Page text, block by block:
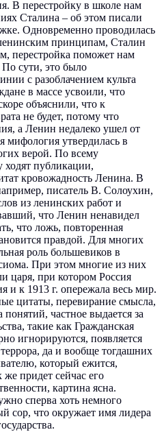
В перестройку в школе нам
Сталина – об этом писали
Одновременно проводилась
принципам, Сталин
перестройка поможет нам
По сути, это было
с разоблачением культа
в массе усвоили, что
объяснили, что к
не будет, потому что
а Ленин недалеко ушел от
мифология утвердилась в
верой. По всему
ходят публикации,
кровожадность Ленина. В
писатель В. Солоухин,
из ленинских работ и
что Ленин ненавидел
что ложь, повторенная
правдой. Для многих
роль большевиков в
При этом многие из них
царя, при котором Россия
и к 1913 г. опережала весь мир.
цитаты, перевирание смысла,
частное выдается за
такие как Гражданская
игнорируются, появляется
да и вообще тогдашних
который ежится,
же придет сейчас его
картина ясна.
сперва хоть немного
сор, что окружает имя лидера